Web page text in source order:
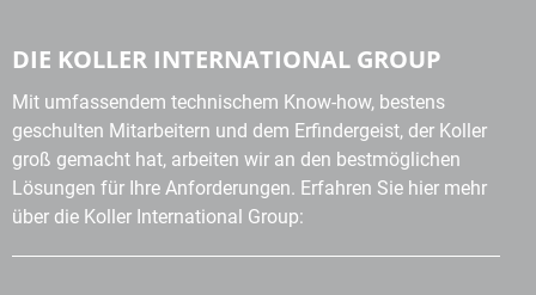
DIE KOLLER INTERNATIONAL GROUP
Mit umfassendem technischem Know-how, bestens
geschulten Mitarbeitern und dem Erfindergeist, der Koller
groß gemacht hat, arbeiten wir an den bestmöglichen
Lösungen für Ihre Anforderungen. Erfahren Sie hier mehr
über die Koller International Group: